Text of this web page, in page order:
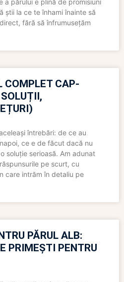
a părului e plină de promisiuni
știi la ce te înhami înainte să
fără să înfrumusețăm
COMPLET CAP-
întrebări: de ce au
ce e de făcut dacă nu
soluție serioasă. Am adunat
pe scurt, cu
care intrăm în detaliu pe
PĂRUL ALB:
PRIMEȘTI PENTRU